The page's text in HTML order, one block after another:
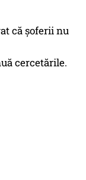
că șoferii nu
cercetările.